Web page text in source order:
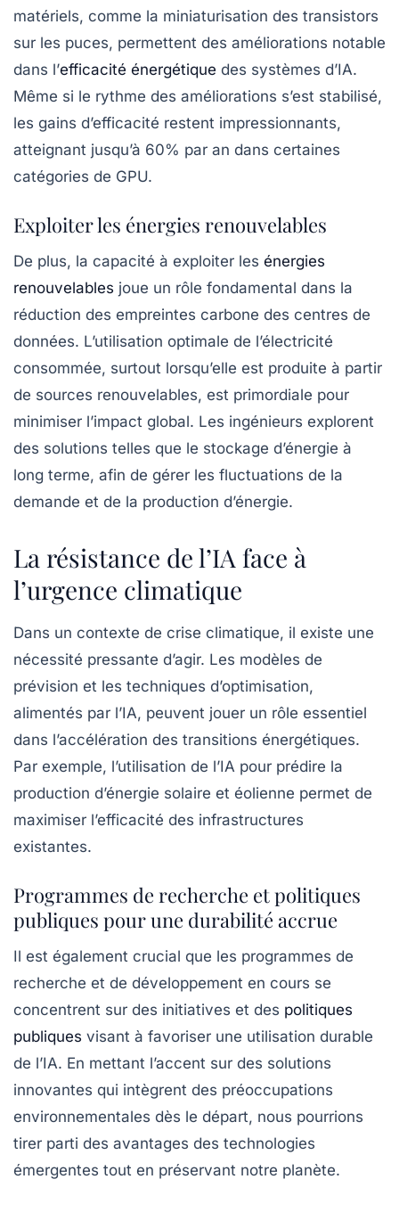
matériels, comme la miniaturisation des transistors
sur les puces, permettent des améliorations notable
dans l’efficacité énergétique des systèmes d’IA.
Même si le rythme des améliorations s’est stabilisé,
les gains d’efficacité restent impressionnants,
atteignant jusqu’à 60% par an dans certaines
catégories de GPU.
Exploiter les énergies renouvelables
De plus, la capacité à exploiter les énergies
renouvelables joue un rôle fondamental dans la
réduction des empreintes carbone des centres de
données. L’utilisation optimale de l’électricité
consommée, surtout lorsqu’elle est produite à partir
de sources renouvelables, est primordiale pour
minimiser l’impact global. Les ingénieurs explorent
des solutions telles que le stockage d’énergie à
long terme, afin de gérer les fluctuations de la
demande et de la production d’énergie.
La résistance de l’IA face à
l’urgence climatique
Dans un contexte de crise climatique, il existe une
nécessité pressante d’agir. Les modèles de
prévision et les techniques d’optimisation,
alimentés par l’IA, peuvent jouer un rôle essentiel
dans l’accélération des transitions énergétiques.
Par exemple, l’utilisation de l’IA pour prédire la
production d’énergie solaire et éolienne permet de
maximiser l’efficacité des infrastructures
existantes.
Programmes de recherche et politiques
publiques pour une durabilité accrue
Il est également crucial que les programmes de
recherche et de développement en cours se
concentrent sur des initiatives et des politiques
publiques visant à favoriser une utilisation durable
de l’IA. En mettant l’accent sur des solutions
innovantes qui intègrent des préoccupations
environnementales dès le départ, nous pourrions
tirer parti des avantages des technologies
émergentes tout en préservant notre planète.